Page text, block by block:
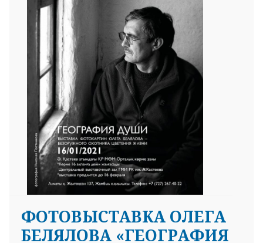
ФОТОВЫСТАВКА ОЛЕГА
БЕЛЯЛОВА «ГЕОГРАФИЯ